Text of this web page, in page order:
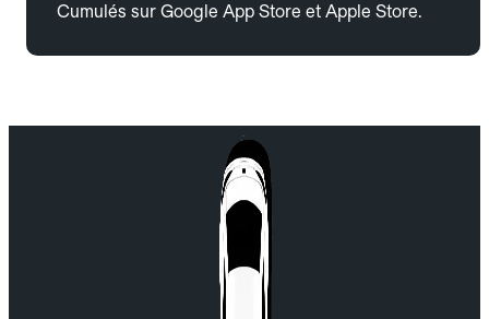
Cumulés sur Google App Store et Apple Store.